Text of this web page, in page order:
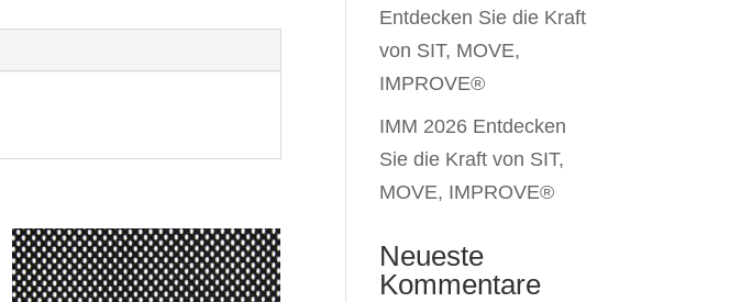
Entdecken Sie die Kraft
von SIT, MOVE,
IMPROVE®
IMM 2026 Entdecken
Sie die Kraft von SIT,
MOVE, IMPROVE®
Neueste
Kommentare